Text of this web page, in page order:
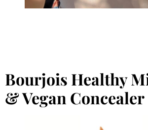
Bourjois Healthy
& Vegan Concealer